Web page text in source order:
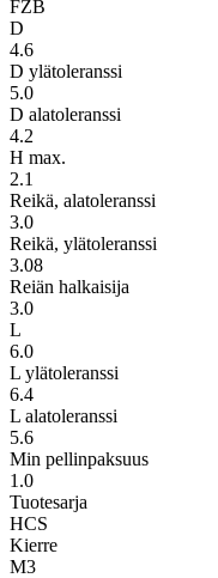
FZB
D
4.6
D ylätoleranssi
5.0
D alatoleranssi
4.2
H max.
2.1
Reikä, alatoleranssi
3.0
Reikä, ylätoleranssi
3.08
Reiän halkaisija
3.0
L
6.0
L ylätoleranssi
6.4
L alatoleranssi
5.6
Min pellinpaksuus
1.0
Tuotesarja
HCS
Kierre
M3